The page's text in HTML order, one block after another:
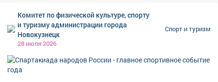
международных соревнований, а их достижения
вписаны в историю мирового спорта. Кузбасс также
внес значительный вклад в развитие тяжелой
спортсменов международного уровня, чьи победы
стали предметом гордости не только для области, но
Комитет по физической культуре, спорту
и туризму администрации города
Новокузнецк
28 июля 2026
Спорт и туризм